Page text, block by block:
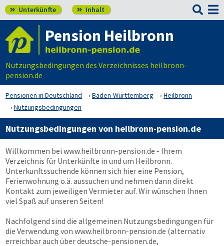
 Unterkünfte  Inhalt 
Pension Heilbronn
Nutzungsbedingungen des Verzeichnisses heilbronn-
pension.de
Pensionen in Deutschland Baden-Württemberg
Heilbronn
Nutzungsbedingungen
Nutzungsbedingungen von heilbronn-pension.de
Willkommen bei www.heilbronn-pension.de - Ihrem
Verzeichnis für Unterkünfte in und um Heilbronn.
Unterkunftssuchende können sich hier eine Pension,
Ferienwohnung o.ä. aussuchen und nehmen dann direkt
Kontakt zum jeweiligen Vermieter auf. Wir wünschen Ihnen
viel Spaß auf unseren Seiten!
Nachfolgend sind die allgemeinen Nutzungsbedingungen für
die Verwendung von www.heilbronn-pension.de (alternativ
erreichbar auch über deutsche-pensionen.de,